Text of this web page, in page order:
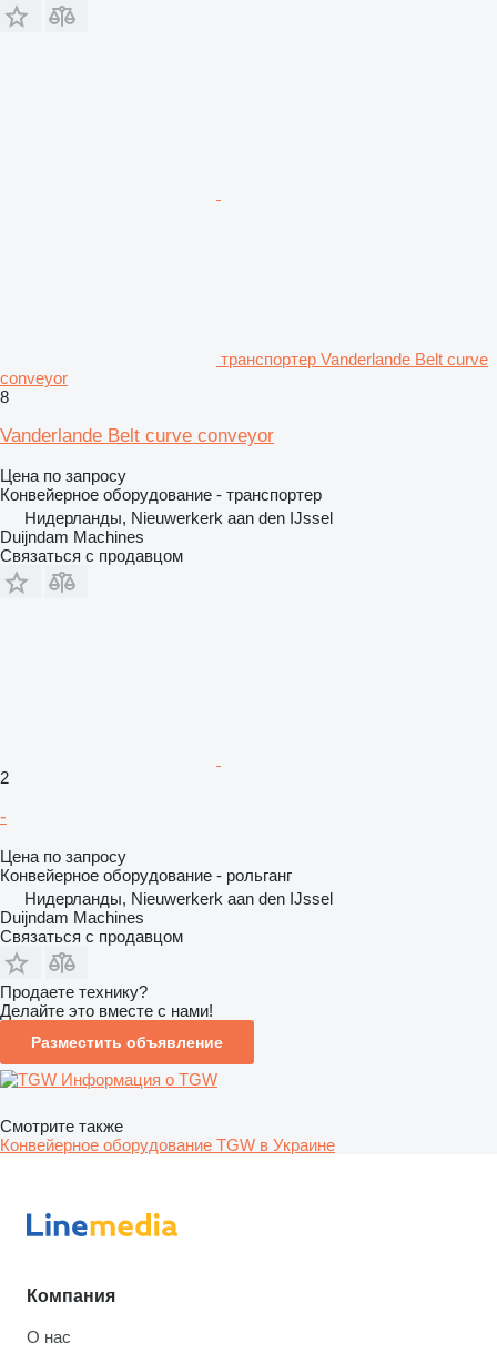
транспортер Vanderlande Belt curve
conveyor
8
Vanderlande Belt curve conveyor
Цена по запросу
Конвейерное оборудование - транспортер
Нидерланды, Nieuwerkerk aan den IJssel
Duijndam Machines
Связаться с продавцом
2
-
Цена по запросу
Конвейерное оборудование - рольганг
Нидерланды, Nieuwerkerk aan den IJssel
Duijndam Machines
Связаться с продавцом
Продаете технику?
Делайте это вместе с нами!
Разместить объявление
Информация о TGW
Смотрите также
Конвейерное оборудование TGW в Украине
Компания
О нас